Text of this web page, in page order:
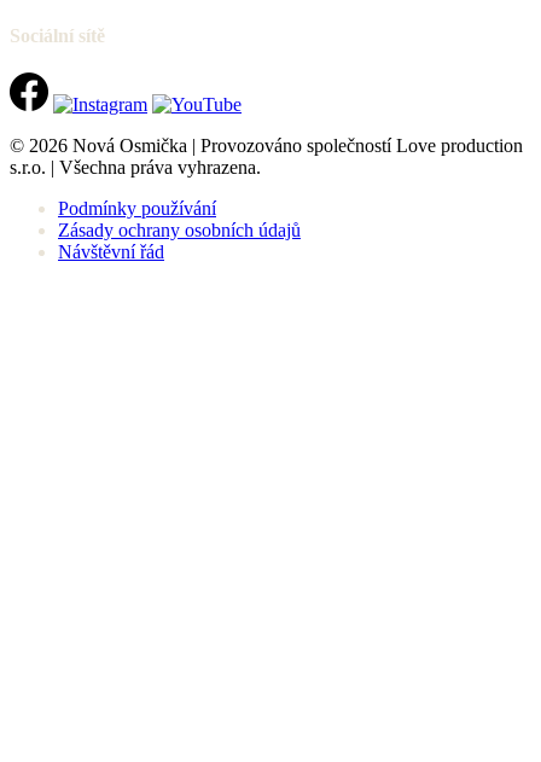
Sociální sítě
© 2026 Nová Osmička | Provozováno společností Love production
s.r.o. | Všechna práva vyhrazena.
Podmínky používání
Zásady ochrany osobních údajů
Návštěvní řád